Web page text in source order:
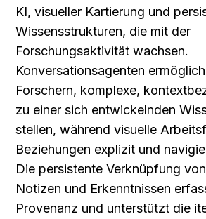
KI, visueller Kartierung und
Wissensstrukturen, die mit der
Forschungsaktivität wachsen.
Konversationsagenten
Forschern, komplexe,
zu einer sich entwickelnden
stellen, während visuelle
Beziehungen explizit und
Die persistente Verknüpfung
Notizen und Erkenntnissen
Provenanz und unterstützt die